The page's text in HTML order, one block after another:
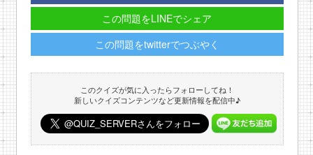
この問題をLINEでシェア
この問題をtwitterでつぶやく
このクイズが気に入ったらフォローしてね！
新しいクイズコンテンツなど更新情報を配信中♪